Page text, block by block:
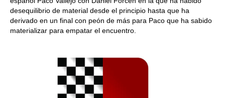
desequilibrio de material desde el principio hasta que ha
derivado en un final con peón de más para Paco que ha sabido
materializar para empatar el encuentro.